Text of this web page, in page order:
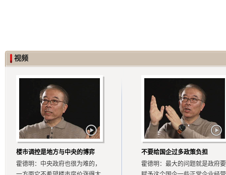
视频
楼市调控是地方与中央的博弈
霍德明：中央政府也很为难的，
不要给国企过多政策负担
霍德明：最大的问题就是政府要